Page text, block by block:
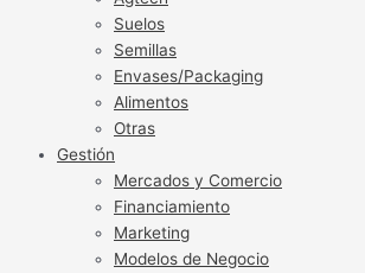
Suelos
Semillas
Envases/Packaging
Alimentos
Otras
Gestión
Mercados y Comercio
Financiamiento
Marketing
Modelos de Negocio